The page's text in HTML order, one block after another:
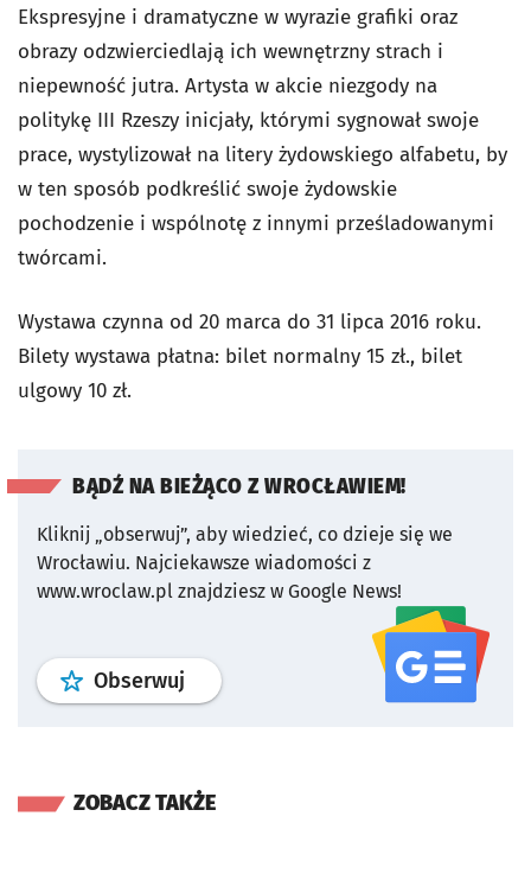
Ekspresyjne i dramatyczne w wyrazie grafiki oraz
obrazy odzwierciedlają ich wewnętrzny strach i
niepewność jutra. Artysta w akcie niezgody na
politykę III Rzeszy inicjały, którymi sygnował swoje
prace, wystylizował na litery żydowskiego alfabetu, by
w ten sposób podkreślić swoje żydowskie
pochodzenie i wspólnotę z innymi prześladowanymi
twórcami.
Wystawa czynna od 20 marca do 31 lipca 2016 roku.
Bilety wystawa płatna: bilet normalny 15 zł., bilet
ulgowy 10 zł.
BĄDŹ NA BIEŻĄCO Z WROCŁAWIEM!
Kliknij „obserwuj”, aby wiedzieć, co dzieje się we
Wrocławiu. Najciekawsze wiadomości z
www.wroclaw.pl znajdziesz w Google News!
Obserwuj profil serwisu
ZOBACZ TAKŻE